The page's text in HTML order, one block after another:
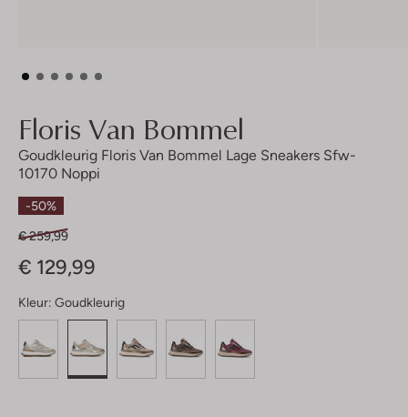
Floris Van Bommel
Goudkleurig Floris Van Bommel Lage Sneakers Sfw-
10170 Noppi
-50%
€ 259,99
€ 129,99
Kleur: Goudkleurig